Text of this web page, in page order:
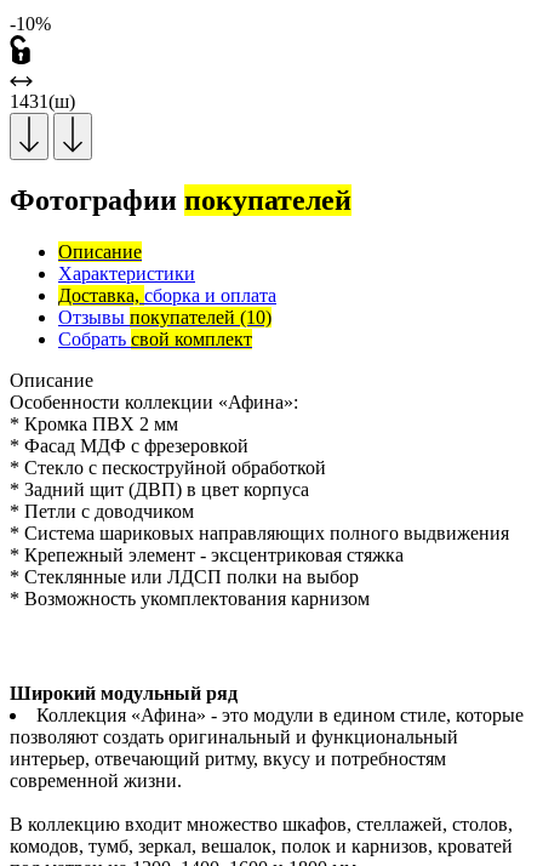
-10%
1431(ш)
Фотографии покупателей
Описание
Характеристики
Доставка, сборка и оплата
Отзывы покупателей (10)
Собрать свой комплект
Описание
Особенности коллекции «Афина»:
* Кромка ПВХ 2 мм
* Фасад МДФ с фрезеровкой
* Стекло с пескоструйной обработкой
* Задний щит (ДВП) в цвет корпуса
* Петли с доводчиком
* Система шариковых направляющих полного выдвижения
* Крепежный элемент - эксцентриковая стяжка
* Стеклянные или ЛДСП полки на выбор
* Возможность укомплектования карнизом
Широкий модульный ряд
Коллекция «Афина» - это модули в едином стиле, которые
позволяют создать оригинальный и функциональный
интерьер, отвечающий ритму, вкусу и потребностям
современной жизни.
В коллекцию входит множество шкафов, стеллажей, столов,
комодов, тумб, зеркал, вешалок, полок и карнизов, кроватей